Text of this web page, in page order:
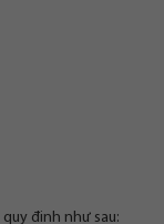
quy định như sau: